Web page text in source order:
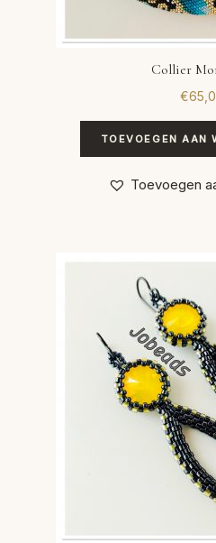
Collier
€
TOEVOEGEN AAN
Toevoegen